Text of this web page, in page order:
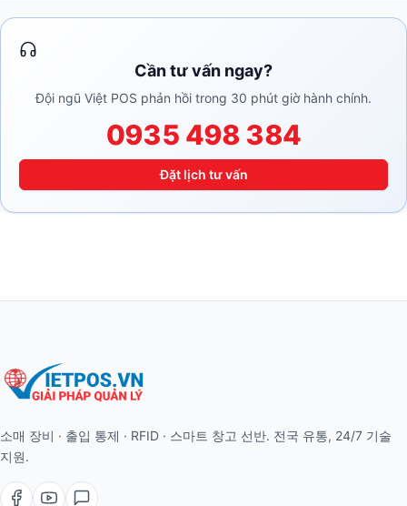
Cần tư vấn ngay?
Đội ngũ Việt POS phản hồi trong 30 phút giờ hành chính.
0935 498 384
Đặt lịch tư vấn
소매 장비 · 출입 통제 · RFID · 스마트 창고 선반. 전국 유통, 24/7 기술
지원.